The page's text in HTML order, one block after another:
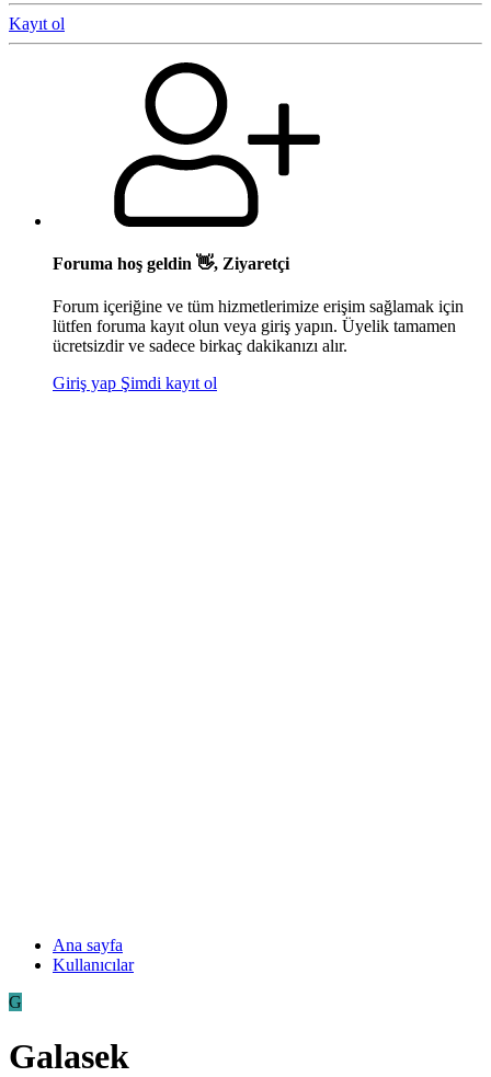
Kayıt ol
Foruma hoş geldin 👋, Ziyaretçi
Forum içeriğine ve tüm hizmetlerimize erişim sağlamak için
lütfen foruma kayıt olun veya giriş yapın. Üyelik tamamen
ücretsizdir ve sadece birkaç dakikanızı alır.
Giriş yap Şimdi kayıt ol
Ana sayfa
Kullanıcılar
G
Galasek